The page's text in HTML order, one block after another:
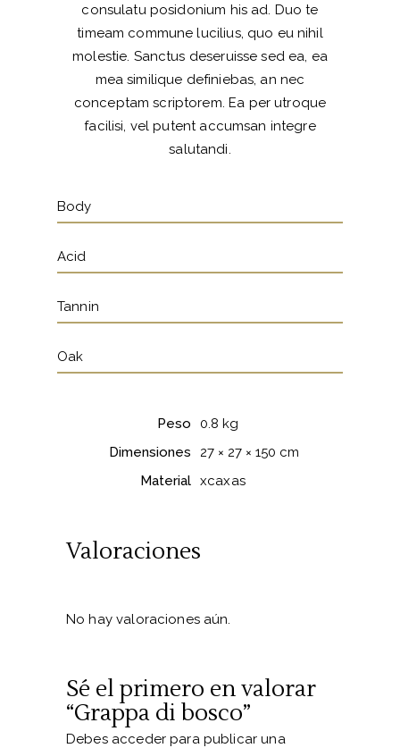
consulatu posidonium his ad. Duo te
timeam commune lucilius, quo eu nihil
molestie. Sanctus deseruisse sed ea, ea
mea similique definiebas, an nec
conceptam scriptorem. Ea per utroque
facilisi, vel putent accumsan integre
salutandi.
Body
Acid
Tannin
Oak
Peso
0.8 kg
Dimensiones
27 × 27 × 150 cm
Material xcaxas
Valoraciones
No hay valoraciones aún.
Sé el primero en valorar
“Grappa di bosco”
Debes accederpara publicar una